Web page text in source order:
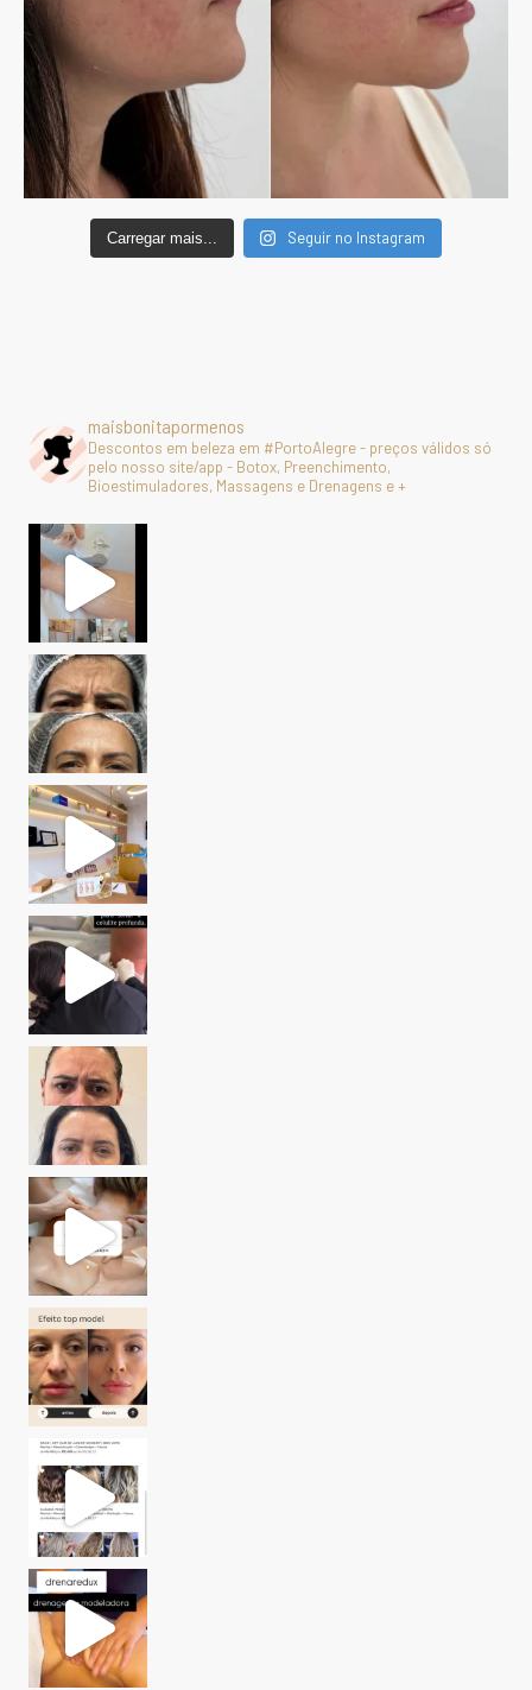
Carregar mais... Seguir no Instagram
maisbonitapormenos
Descontos em beleza em #PortoAlegre - preços válidos só
pelo nosso site/app - Botox, Preenchimento,
Bioestimuladores, Massagens e Drenagens e +